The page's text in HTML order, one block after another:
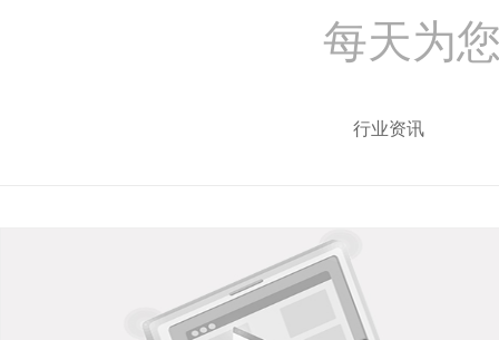
每天为
行业资讯